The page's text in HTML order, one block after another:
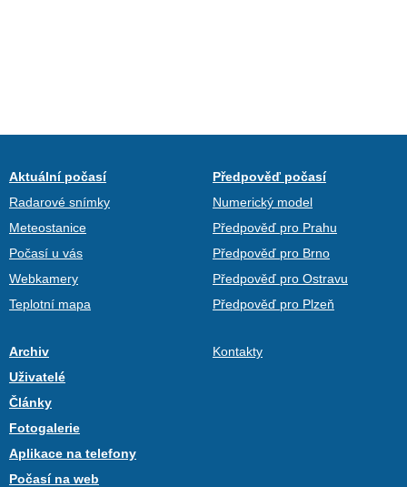
Aktuální počasí
Radarové snímky
Meteostanice
Počasí u vás
Webkamery
Teplotní mapa
Předpověď počasí
Numerický model
Předpověď pro Prahu
Předpověď pro Brno
Předpověď pro Ostravu
Předpověď pro Plzeň
Archiv
Uživatelé
Články
Fotogalerie
Aplikace na telefony
Počasí na web
Kontakty